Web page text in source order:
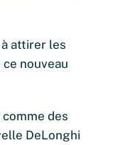
attirer les
nouveau
des
DeLonghi